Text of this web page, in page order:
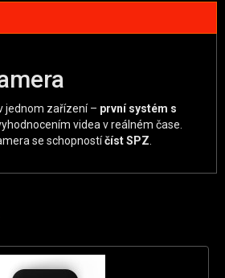
jednom zařízení – první systém s
videa v reálném čase.
se schopnostíčíst SPZ